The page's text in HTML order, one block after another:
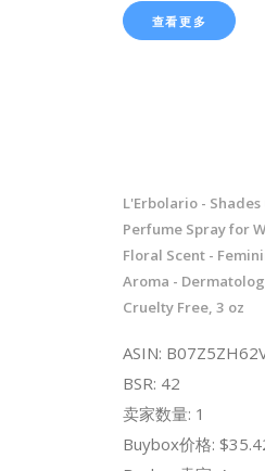
查看更多
L'Erbolario - Shades
Perfume Spray for
Floral Scent -
Aroma -
Cruelty Free, 3 oz
ASIN:
BSR: 42
卖家数量: 1
Buybox价格: